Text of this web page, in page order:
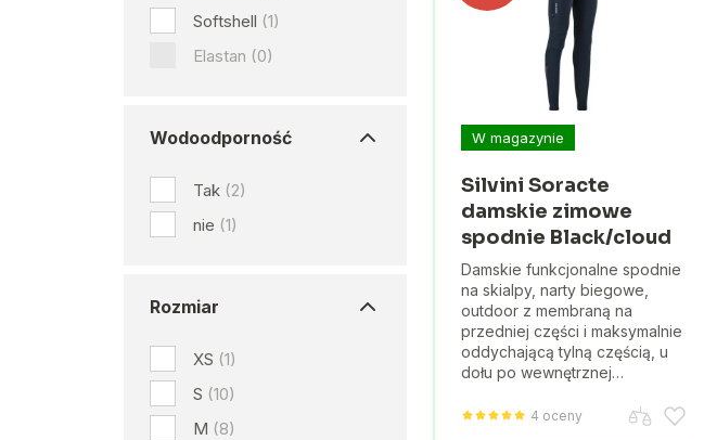
Softshell (1)
Elastan (0)
Wodoodporność
Tak (2)
nie (1)
Rozmiar
XS (1)
S (10)
M (8)
W magazynie
Silvini Soracte
damskie zimowe
spodnie Black/cloud
Damskie funkcjonalne spodnie
na skialpy, narty biegowe,
outdoor z membraną na
przedniej części i maksymalnie
oddychającą tylną częścią, u
dołu po wewnętrznej…
4 oceny